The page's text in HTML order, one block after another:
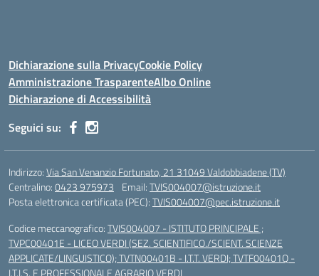
Dichiarazione sulla PrivacyCookie Policy
Amministrazione TrasparenteAlbo Online
Dichiarazione di Accessibilità
Seguici su:
Indirizzo:Via San Venanzio Fortunato, 21 31049 Valdobbiadene (TV)
Centralino:0423 975973 Email:TVIS004007@istruzione.it
Posta elettronica certificata (PEC):TVIS004007@pec.istruzione.it
Codice meccanografico:TVIS004007 - ISTITUTO PRINCIPALE ;
TVPC00401E - LICEO VERDI (SEZ. SCIENTIFICO./SCIENT. SCIENZE
APPLICATE/LINGUISTICO); TVTN00401B - I.T.T. VERDI; TVTF00401Q -
I.T.I.S. E PROFESSIONALE AGRARIO VERDI